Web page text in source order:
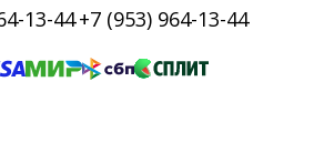
13-44+7 (953) 964-13-44